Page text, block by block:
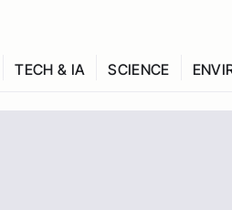
TECH & IA SCIENCE